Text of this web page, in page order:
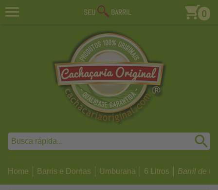
0
Home Barris e Dornas Umburana 6 Litros Barril de